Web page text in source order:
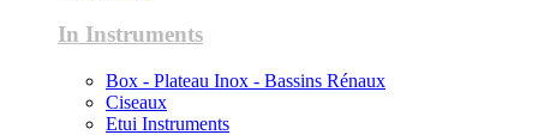
In Instruments
Box - Plateau Inox - Bassins Rénaux
Ciseaux
Etui Instruments